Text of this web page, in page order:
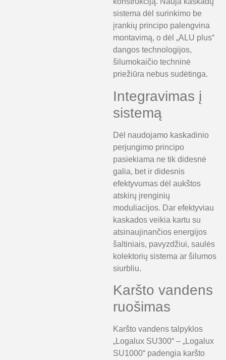
sistema dėl surinkimo be
įrankių principo palengvina
montavimą, o dėl „ALU plus“
dangos technologijos,
šilumokaičio techninė
priežiūra nebus sudėtinga.
Integravimas į
sistemą
Dėl naudojamo kaskadinio
perjungimo principo
pasiekiama ne tik didesnė
galia, bet ir didesnis
efektyvumas dėl aukštos
atskirų įrenginių
moduliacijos. Dar efektyviau
kaskados veikia kartu su
atsinaujinančios energijos
šaltiniais, pavyzdžiui, saulės
kolektorių sistema ar šilumos
siurbliu.
Karšto vandens
ruošimas
Karšto vandens talpyklos
„Logalux SU300“ – „Logalux
SU1000“ padengia karšto